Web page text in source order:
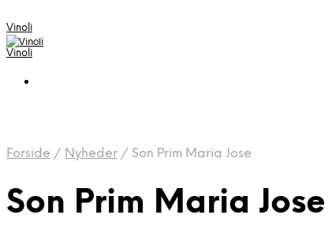
Vinoli
Vinoli
Forside / Nyheder / Son Prim Maria Jose
Son Prim Maria Jose